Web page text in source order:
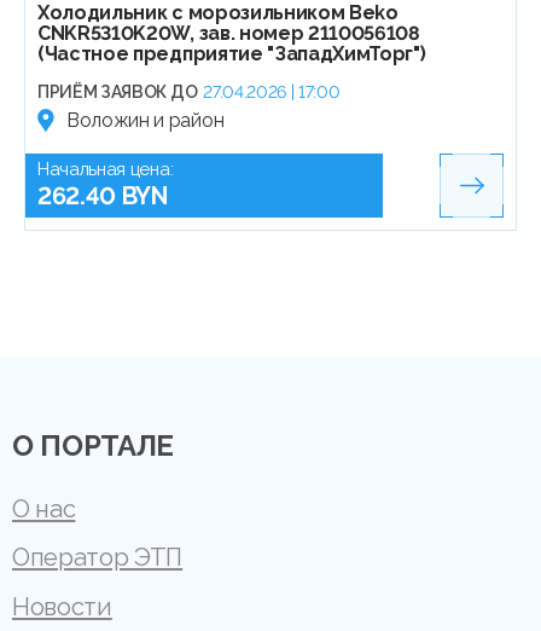
Холодильник с морозильником Beko
CNKR5310K20W, зав. номер 2110056108
(Частное предприятие "ЗападХимТорг")
ПРИЁМ ЗАЯВОК ДО 27.04.2026 | 17:00
Воложин и район
Начальная цена:
262.40 BYN
О ПОРТАЛЕ
О нас
Оператор ЭТП
Новости